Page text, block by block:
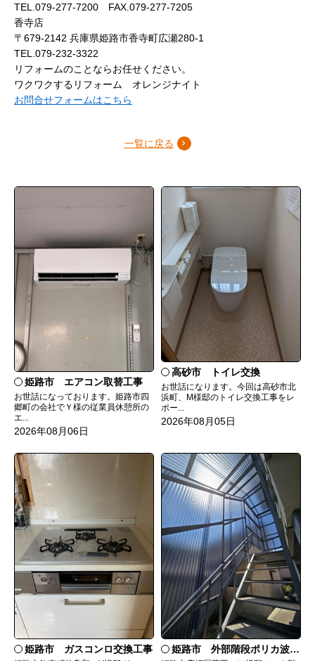
TEL.079-277-7200 FAX.079-277-7205
香寺店
〒679-2142 兵庫県姫路市香寺町広瀬280-1
TEL.079-232-3322
リフォームのことならお任せください。
ワクワクするリフォーム オレンジナイト
お問合せフォームはこちら
一覧に戻る
姫路市 エアコン取替工事
お世話になっております。姫路市四
郷町の会社でＹ様の従業員休憩所の
エ...
2026年08月06日
高砂市 トイレ交換
お世話になります。今回は高砂市北
浜町、M様邸のトイレ交換工事をレ
ポー...
2026年08月05日
姫路市 ガスコンロ交換工事 姫路市 外部階段ポリカ波板張替工事